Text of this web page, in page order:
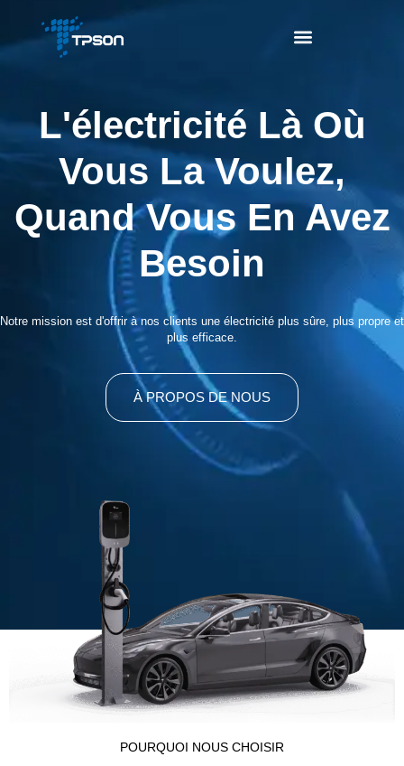
L'électricité Là Où
Vous La Voulez,
Quand Vous En Avez
Besoin
Notre mission est d'offrir à nos clients une électricité plus sûre, plus propre et
plus efficace.
À PROPOS DE NOUS
POURQUOI NOUS CHOISIR